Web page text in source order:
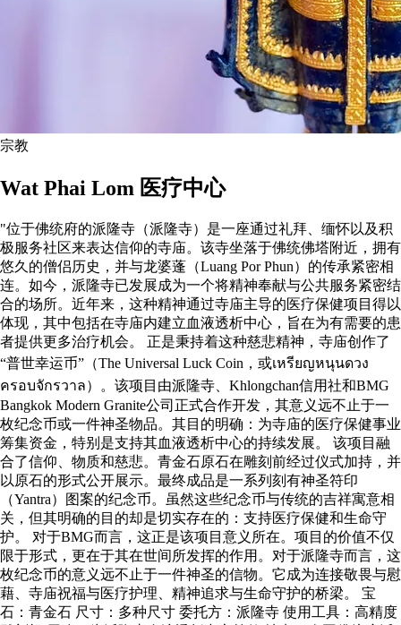
宗教
Wat Phai Lom 医疗中心
"位于佛统府的派隆寺（派隆寺）是一座通过礼拜、缅怀以及积
极服务社区来表达信仰的寺庙。该寺坐落于佛统佛塔附近，拥有
悠久的僧侣历史，并与龙婆蓬（Luang Por Phun）的传承紧密相
连。如今，派隆寺已发展成为一个将精神奉献与公共服务紧密结
合的场所。近年来，这种精神通过寺庙主导的医疗保健项目得以
体现，其中包括在寺庙内建立血液透析中心，旨在为有需要的患
者提供更多治疗机会。 正是秉持着这种慈悲精神，寺庙创作了
“普世幸运币”（The Universal Luck Coin，或เหรียญหนุนดวง
ครอบจักรวาล）。该项目由派隆寺、Khlongchan信用社和BMG
Bangkok Modern Granite公司正式合作开发，其意义远不止于一
枚纪念币或一件神圣物品。其目的明确：为寺庙的医疗保健事业
筹集资金，特别是支持其血液透析中心的持续发展。 该项目融
合了信仰、物质和慈悲。青金石原石在雕刻前经过仪式加持，并
以原石的形式公开展示。最终成品是一系列刻有神圣符印
（Yantra）图案的纪念币。虽然这些纪念币与传统的吉祥寓意相
关，但其明确的目的却是切实存在的：支持医疗保健和生命守
护。 对于BMG而言，这正是该项目意义所在。项目的价值不仅
限于形式，更在于其在世间所发挥的作用。对于派隆寺而言，这
枚纪念币的意义远不止于一件神圣的信物。它成为连接敬畏与慰
藉、寺庙祝福与医疗护理、精神追求与生命守护的桥梁。 宝
石：青金石 尺寸：多种尺寸 委托方：派隆寺 使用工具：高精度